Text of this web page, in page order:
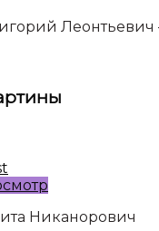
Леонтьевич
Никанорович